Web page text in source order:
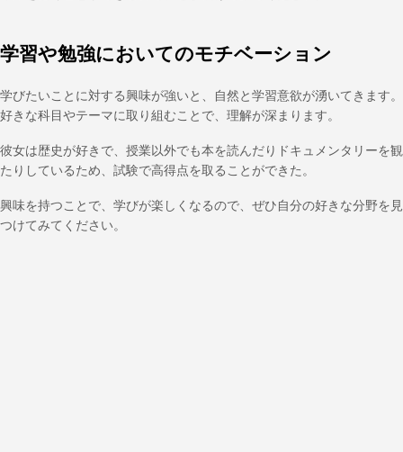
学習や勉強においてのモチベーション
学びたいことに対する興味が強いと、自然と学習意欲が湧いてきます。
好きな科目やテーマに取り組むことで、理解が深まります。
彼女は歴史が好きで、授業以外でも本を読んだりドキュメンタリーを観
たりしているため、試験で高得点を取ることができた。
興味を持つことで、学びが楽しくなるので、ぜひ自分の好きな分野を見
つけてみてください。